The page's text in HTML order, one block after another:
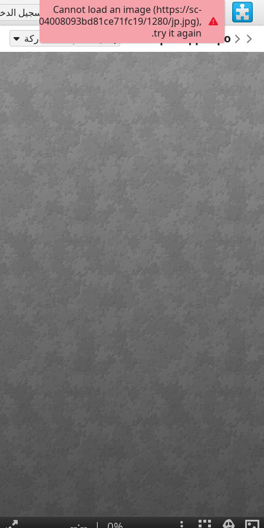
تسجيل الاشتراك تسجيل
Natalaelizarova
Город
-діловий центр Менора м.Дніпроمشاركة
Cannot load an image (https://sc-
1280/jp.jpg),
try it again.